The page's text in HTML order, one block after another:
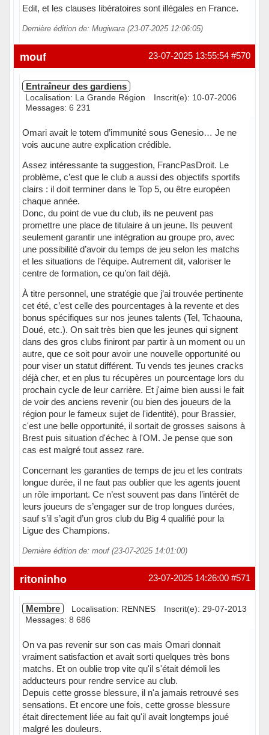
Edit, et les clauses libératoires sont illégales en France.
Dernière édition de: Mugiwara (23-07-2025 12:06:05)
Hors ligne #570
23-07-2025 13:55:54
mouf
Entraîneur des gardiens
Localisation: La Grande Région
Inscrit(e): 10-07-2006
Messages: 6 231
Omari avait le totem d’immunité sous Genesio… Je ne
vois aucune autre explication crédible.
Assez intéressante ta suggestion, FrancPasDroit. Le
problème, c’est que le club a aussi des objectifs sportifs
clairs : il doit terminer dans le Top 5, ou être européen
chaque année.
Donc, du point de vue du club, ils ne peuvent pas
promettre une place de titulaire à un jeune. Ils peuvent
seulement garantir une intégration au groupe pro, avec
une possibilité d’avoir du temps de jeu selon les matchs
et les situations de l’équipe. Autrement dit, valoriser le
centre de formation, ce qu’on fait déjà.
À titre personnel, une stratégie que j’ai trouvée pertinente
cet été, c’est celle des pourcentages à la revente et des
bonus spécifiques sur nos jeunes talents (Tel, Tchaouna,
Doué, etc.). On sait très bien que les jeunes qui signent
dans des gros clubs finiront par partir à un moment ou un
autre, que ce soit pour avoir une nouvelle opportunité ou
pour viser un statut différent. Tu vends tes jeunes cracks
déjà cher, et en plus tu récupères un pourcentage lors du
prochain cycle de leur carrière. Et j'aime bien aussi le fait
de voir des anciens revenir (ou bien des joueurs de la
région pour le fameux sujet de l'identité), pour Brassier,
c'est une belle opportunité, il sortait de grosses saisons à
Brest puis situation d'échec à l'OM. Je pense que son
cas est malgré tout assez rare.
Concernant les garanties de temps de jeu et les contrats
longue durée, il ne faut pas oublier que les agents jouent
un rôle important. Ce n’est souvent pas dans l’intérêt de
leurs joueurs de s’engager sur de trop longues durées,
sauf s’il s’agit d’un gros club du Big 4 qualifié pour la
Ligue des Champions.
Dernière édition de: mouf (23-07-2025 14:01:00)
Hors ligne #571
23-07-2025 14:26:00
ritoninho
Membre Localisation: RENNES
Inscrit(e): 29-07-2013
Messages: 8 686
On va pas revenir sur son cas mais Omari donnait
vraiment satisfaction et avait sorti quelques très bons
matchs. Et on oublie trop vite qu'il s'était démoli les
adducteurs pour rendre service au club.
Depuis cette grosse blessure, il n'a jamais retrouvé ses
sensations. Et encore une fois, cette grosse blessure
était directement liée au fait qu'il avait longtemps joué
malgré les douleurs.